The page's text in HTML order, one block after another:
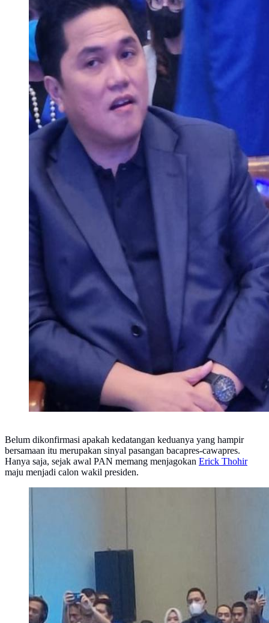
Belum dikonfirmasi apakah kedatangan keduanya yang hampir
bersamaan itu merupakan sinyal pasangan bacapres-cawapres.
Hanya saja, sejak awal PAN memang menjagokan Erick Thohir
maju menjadi calon wakil presiden.